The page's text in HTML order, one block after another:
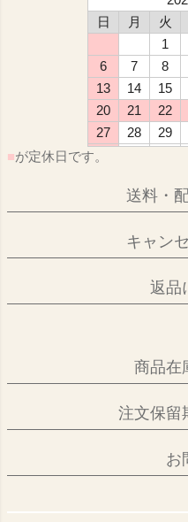
日
月 火
1
6
7 8
13
14 15
20
21 22
27
28 29
■が定休日です。
送料・
キャン
返品
商品在
注文保留
お